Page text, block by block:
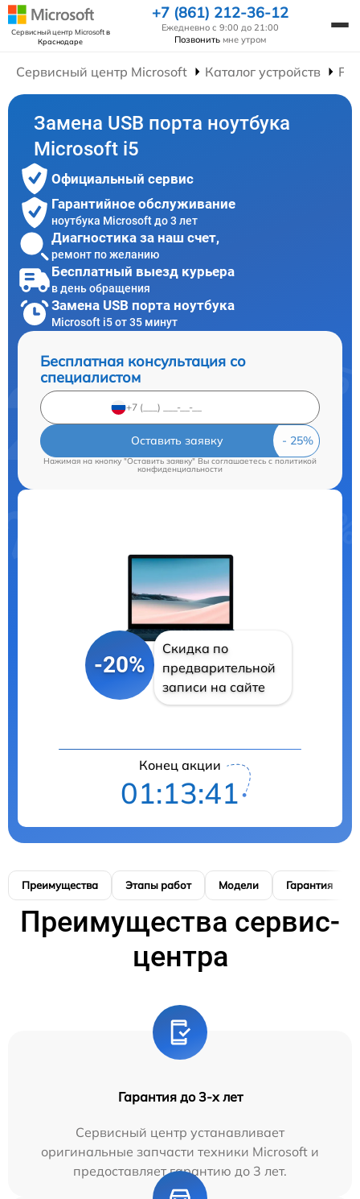
Сервисный центр Microsoftв
Краснодаре
+7 (861) 212-36-12
Ежедневно с 9:00 до 21:00
Позвонить мне утром
Сервисный центр Microsoft Каталог устройств
Замена USB порта ноутбука
Microsoft i5
Официальный сервис
Гарантийное обслуживание
ноутбука Microsoft до 3 лет
Диагностика за наш счет,
ремонт по желанию
Бесплатный выезд курьера
в день обращения
Замена USB порта ноутбука
Microsoft i5 от 35 минут
Бесплатная консультация со
специалистом
Оставить заявку
Нажимая на кнопку "Оставить заявку" Вы соглашаетесь cполитикой
конфиденциальности
-20%
Скидка по
предварительной
записи на сайте
Конец акции
01:13:41
Преимущества Этапы работ Модели Гарантия
Преимущества сервис-
центра
Гарантия до 3-х лет
Сервисный центр устанавливает
оригинальные запчасти техники Microsoft и
предоставляет гарантию до 3 лет.